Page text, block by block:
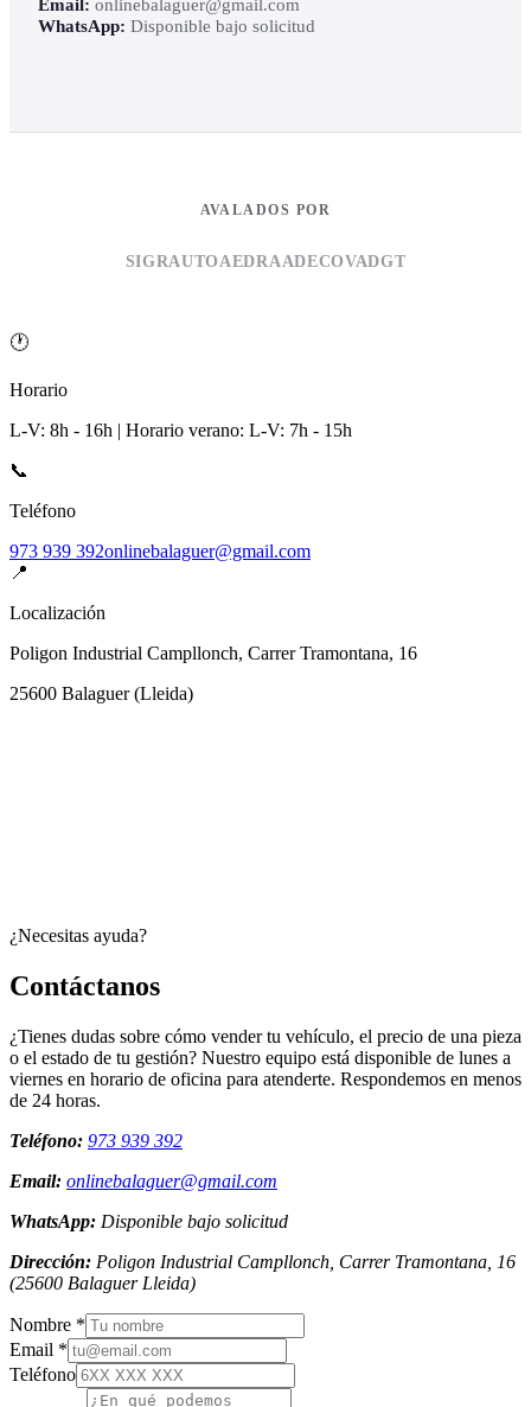
WhatsApp: Disponible bajo solicitud
AVALADOS POR
SIGRAUTOAEDRAADECOVADGT
🕐
Horario
L-V: 8h - 16h | Horario verano: L-V: 7h - 15h
📞
Teléfono
973 939 392onlinebalaguer@gmail.com
📍
Localización
Poligon Industrial Campllonch, Carrer Tramontana, 16
25600 Balaguer(Lleida)
¿Necesitas ayuda?
Contáctanos
¿Tienes dudas sobre cómo vender tu vehículo, el precio de una pieza
o el estado de tu gestión? Nuestro equipo está disponible de lunes a
viernes en horario de oficina para atenderte. Respondemos en menos
de 24 horas.
Teléfono: 973 939 392
Email: onlinebalaguer@gmail.com
WhatsApp: Disponible bajo solicitud
Dirección: Poligon Industrial Campllonch, Carrer Tramontana, 16
(25600 Balaguer Lleida)
Nombre *
Email *
Teléfono